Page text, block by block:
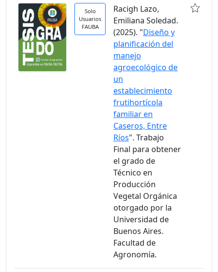
Solo
Usuarios
FAUBA
Racigh Lazo,
Emiliana Soledad.
(2025). "Diseño y
planificación del
manejo
agroecológico de
un
establecimiento
frutihortícola
familiar en
Caseros, Entre
Ríos". Trabajo
Final para obtener
el grado de
Técnico en
Producción
Vegetal Orgánica
otorgado por la
Universidad de
Buenos Aires.
Facultad de
Agronomía.